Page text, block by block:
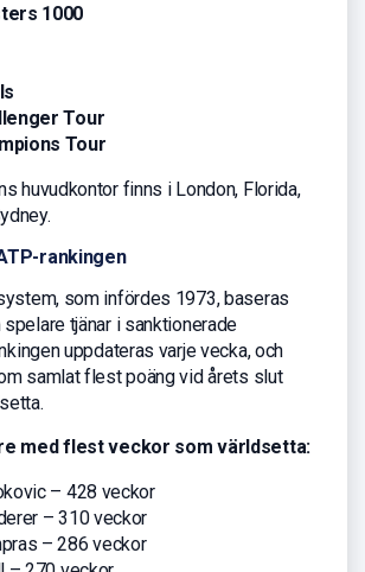
1000
Tour
Tour
huvudkontor finns i London, Florida,
rankingen
som infördes 1973, baseras
tjänar i sanktionerade
uppdateras varje vecka, och
samlat flest poäng vid årets slut
med flest veckor som världsetta:
– 428 veckor
– 310 veckor
– 286 veckor